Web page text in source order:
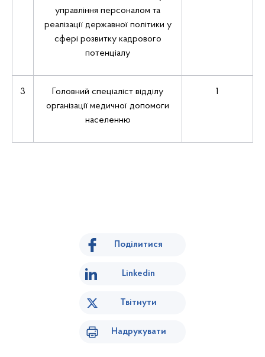
управління персоналом та
реалізації державної політики у
сфері розвитку кадрового
потенціалу
3
Головний спеціаліст відділу
організації медичної допомоги
населенню
1
Поділитися
Linkedin
Твітнути
Надрукувати